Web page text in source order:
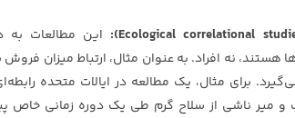
این مطالعات به
نه افراد. به عنوان مثال، ارتباط میزان
برای مثال، یک مطالعه در ایالات متحده
میر ناشی از سلاح گرم طی یک دوره زمانی خاص